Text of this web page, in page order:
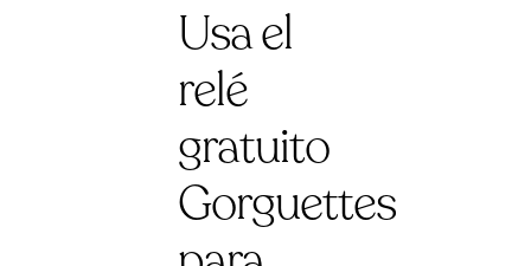
Usa el
relé
gratuito
Gorguettes